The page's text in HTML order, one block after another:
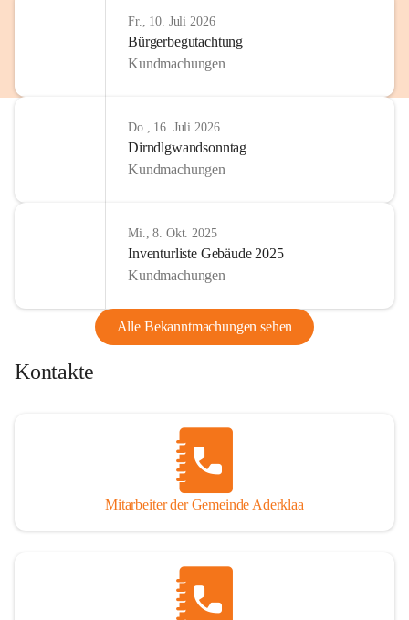
Fr., 10. Juli 2026
Bürgerbegutachtung
Kundmachungen
Do., 16. Juli 2026
Dirndlgwandsonntag
Kundmachungen
Mi., 8. Okt. 2025
Inventurliste Gebäude 2025
Kundmachungen
Alle Bekanntmachungen sehen
Kontakte
Mitarbeiter der Gemeinde Aderklaa